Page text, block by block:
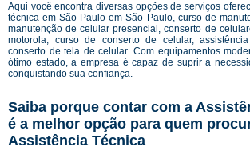
Aqui você encontra diversas opções de serviços
técnica em São Paulo em São Paulo, curso de
manutenção de celular presencial, conserto de
motorola, curso de conserto de celular,
conserto de tela de celular. Com equipamentos
ótimo estado, a empresa é capaz de suprir a
conquistando sua confiança.
Saiba porque contar com a
é a melhor opção para quem
Assistência Técnica